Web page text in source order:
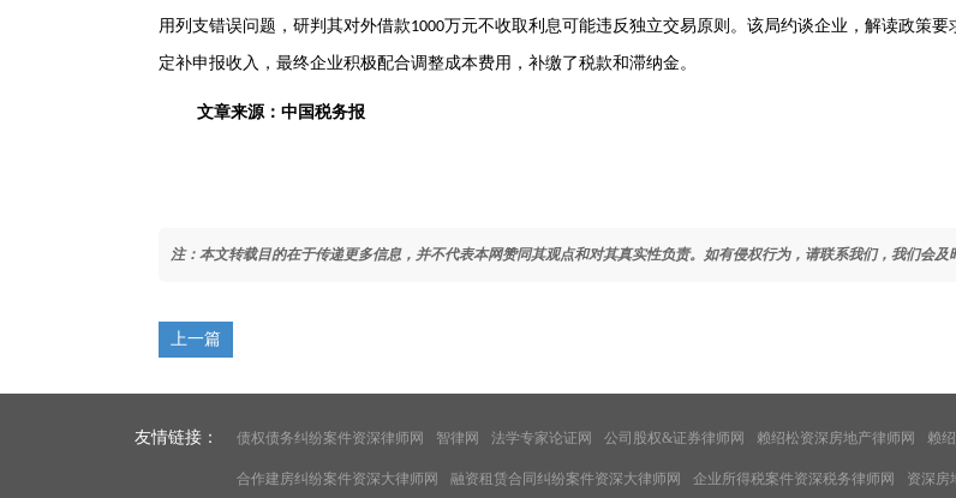
用列支错误问题，研判其对外借款1000万元不收取利息可能违反独立交易原则。该局约谈企业，解读政策要
定补申报收入，最终企业积极配合调整成本费用，补缴了税款和滞纳金。
文章来源：中国税务报
注：本文转载目的在于传递更多信息，并不代表本网赞同其观点和对其真实性负责。如有侵权行为，请联系我们，我们会及
上一篇
友情链接： 债权债务纠纷案件资深律师网 智律网 法学专家论证网 公司股权&证券律师网 赖绍松资深房地产律师网 赖
合作建房纠纷案件资深大律师网 融资租赁合同纠纷案件资深大律师网 企业所得税案件资深税务律师网 资深房